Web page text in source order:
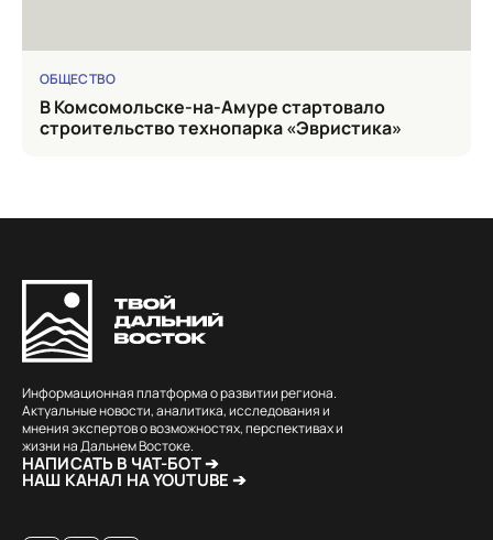
ОБЩЕСТВО
в Комсомольске-на-Амуре стартовало
строительство технопарка «Эвристика»
Информационная платформа о развитии региона.
Актуальные новости, аналитика, исследования и
мнения экспертов о возможностях, перспективах и
жизни на Дальнем Востоке.
НАПИСАТЬ В ЧАТ-БОТ ➔
НАШ КАНАЛ НА YOUTUBE ➔